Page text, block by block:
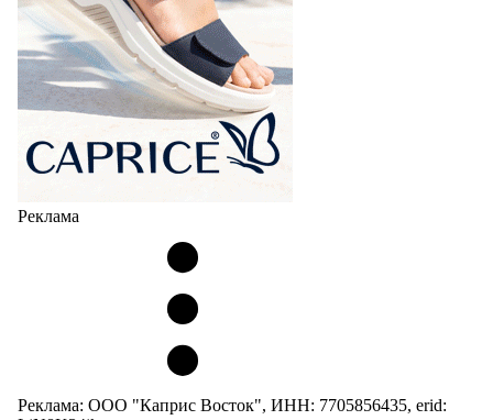
Реклама
Реклама: ООО "Каприс Восток", ИНН: 7705856435, erid: